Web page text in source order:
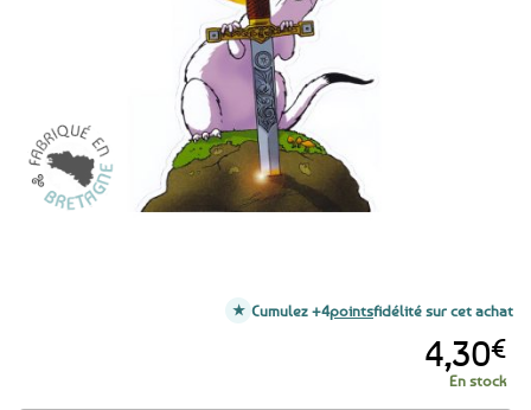
4,30€
En stock
Cumulez +4pointsfidélité sur cet achat